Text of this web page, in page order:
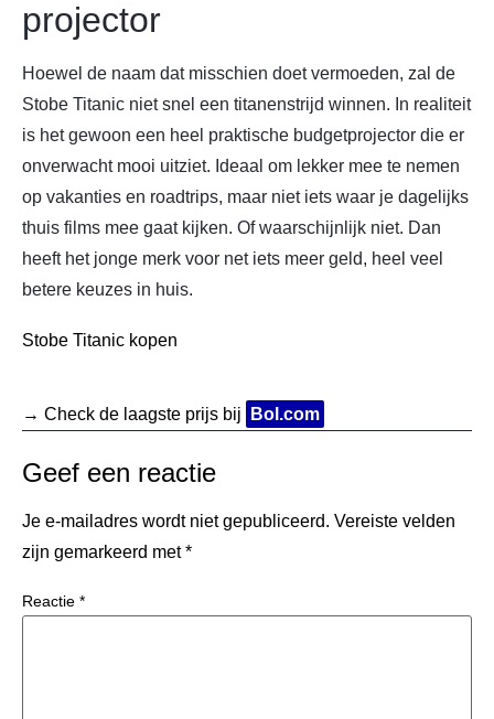
projector
Hoewel de naam dat misschien doet vermoeden, zal de
Stobe Titanic niet snel een titanenstrijd winnen. In realiteit
is het gewoon een heel praktische budgetprojector die er
onverwacht mooi uitziet. Ideaal om lekker mee te nemen
op vakanties en roadtrips, maar niet iets waar je dagelijks
thuis films mee gaat kijken. Of waarschijnlijk niet. Dan
heeft het jonge merk voor net iets meer geld, heel veel
betere keuzes in huis.
Stobe Titanic kopen
→ Check de laagste prijs bij Bol.com
Geef een reactie
Je e-mailadres wordt niet gepubliceerd. Vereiste velden
zijn gemarkeerd met*
Reactie *